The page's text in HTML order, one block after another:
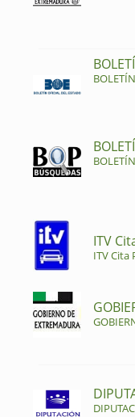
ITV
ITV Cita